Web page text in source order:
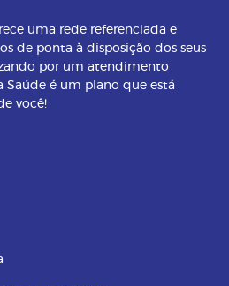
uma rede referenciada e
de ponta à disposição dos seus
por um atendimento
Saúde é um plano que está
você!